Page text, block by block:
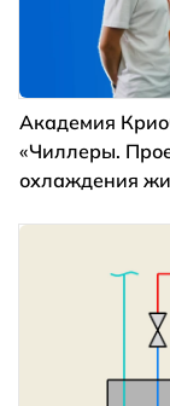
Академия
«Чиллеры.
охлаждения